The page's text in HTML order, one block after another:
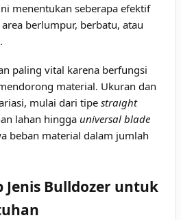
menentukan seberapa efektif
berlumpur, berbatu, atau
paling vital karena berfungsi
material. Ukuran dan
mulai dari tipe straight
lahan hingga universal blade
beban material dalam jumlah
Bulldozer untuk